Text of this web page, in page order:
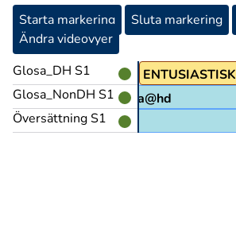
Starta markering Sluta markering
Ändra videovyer
Glosa_DH S1
Glosa_NonDH S1
Översättning S1
ENTUSIASTISK
åskåda@hd